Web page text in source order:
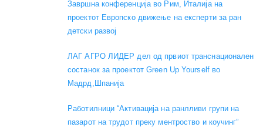
Завршна конференција во Рим, Италија на
проектот Европско движење на експерти за ран
детски развој
ЛАГ АГРО ЛИДЕР дел од првиот транснационален
состанок за проектот Green Up Yourself во
Мадрд,Шпанија
Работилници “Активација на ранлливи групи на
пазарот на трудот преку ментроство и коучинг”